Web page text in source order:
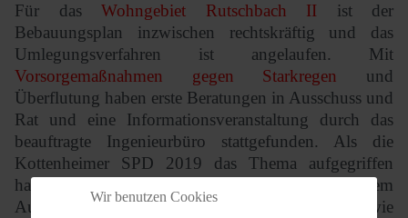
Für das Wohngebiet Rutschbach II ist der
Bebauungsplan inzwischen rechtskräftig und das
Umlegungsverfahren ist angelaufen. Mit
Vorsorgemaßnahmen gegen Starkregen und
Überflutung haben erste Beratungen in Ausschuss und
Rat und eine Informationsveranstaltung durch das
beauftragte Ingenieurbüro stattgefunden. Als die
Kottenheimer SPD 2019 das Thema aufgegriffen
hatte konnte wohl niemand ahnen, in welchem
Ausmaß sich hier Handlungsbedarf entwickelt hat wie
Wir benutzen Cookies